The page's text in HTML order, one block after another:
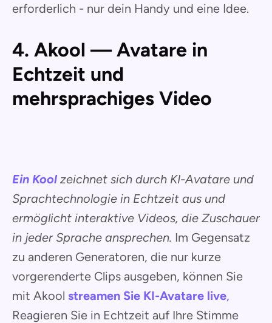
erforderlich - nur dein Handy und eine Idee.
4. Akool — Avatare in
Echtzeit und
mehrsprachiges Video
Ein Kool zeichnet sich durch KI-Avatare und
Sprachtechnologie in Echtzeit aus und
ermöglicht interaktive Videos, die Zuschauer
in jeder Sprache ansprechen. Im Gegensatz
zu anderen Generatoren, die nur kurze
vorgerenderte Clips ausgeben, können Sie
mit Akool streamen Sie KI-Avatare live,
Reagieren Sie in Echtzeit auf Ihre Stimme